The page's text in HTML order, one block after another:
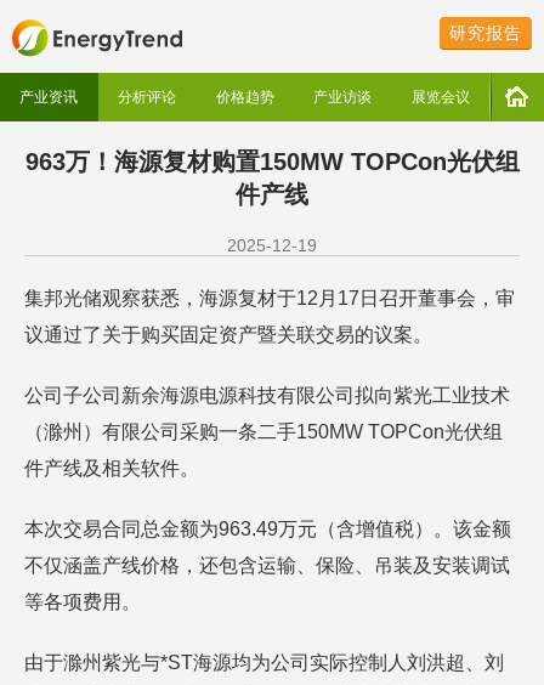
研究报告
产业资讯 分析评论 价格趋势 产业访谈 展览会议
963万！海源复材购置150MW TOPCon光伏组
件产线
2025-12-19
集邦光储观察获悉，海源复材于12月17日召开董事会，审
议通过了关于购买固定资产暨关联交易的议案。
公司子公司新余海源电源科技有限公司拟向紫光工业技术
（滁州）有限公司采购一条二手150MW TOPCon光伏组
件产线及相关软件。
本次交易合同总金额为963.49万元（含增值税）。该金额
不仅涵盖产线价格，还包含运输、保险、吊装及安装调试
等各项费用。
由于滁州紫光与*ST海源均为公司实际控制人刘洪超、刘